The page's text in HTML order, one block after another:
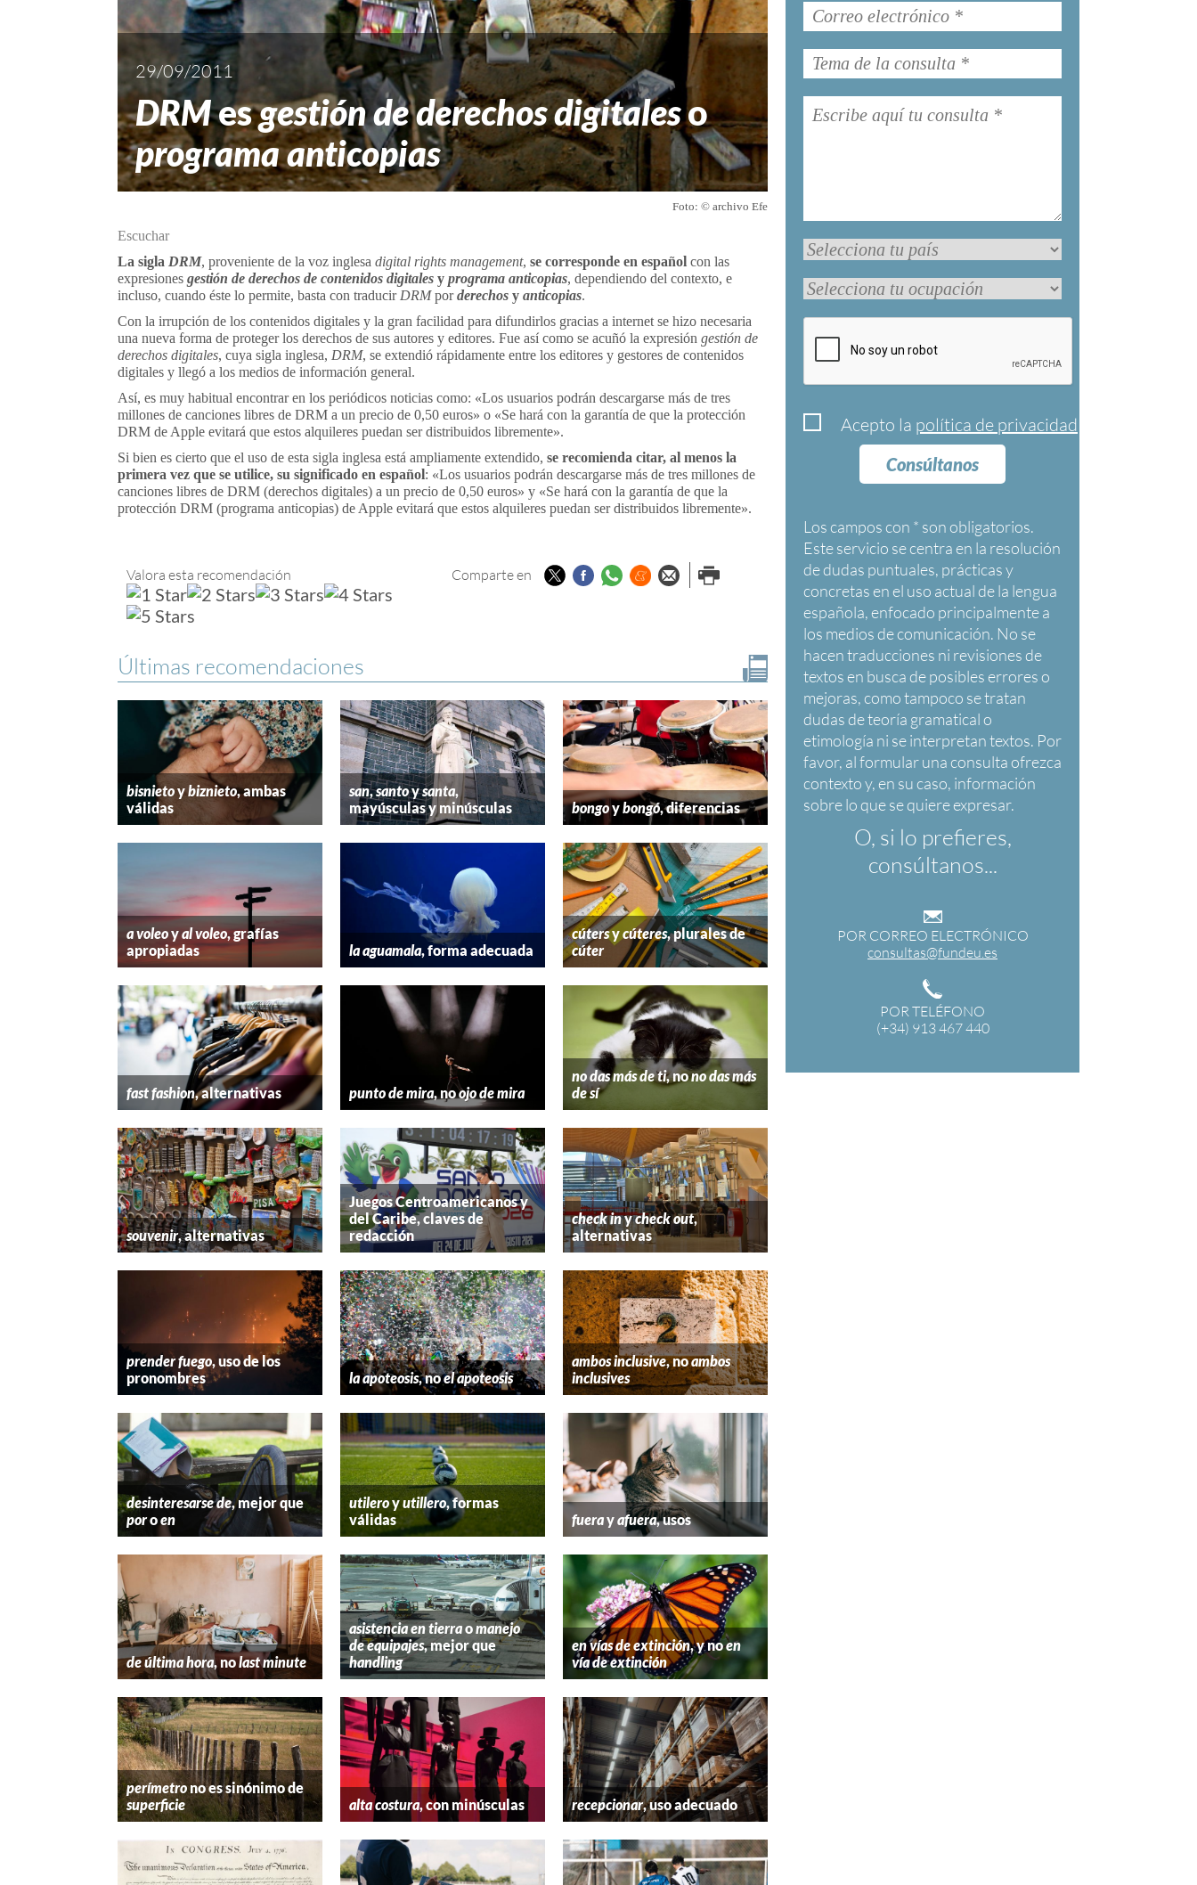
Acepto la política de privacidad
Consúltanos
Los campos con * son obligatorios
O, si lo prefieres,
consúltanos...
POR CORREO ELECTRÓNICO
consultas@fundeu.es
POR TELÉFONO
(+34) 913 467 440
29/09/2011
DRMesgestión de derechos digitaleso
programa anticopias
Foto: © archivo Efe
Escuchar
La sigla DRM, proveniente de la voz inglesa digital rights management, se corresponde en español con las
expresiones gestión de derechos de contenidos digitales y programa anticopias, dependiendo del contexto, e
incluso, cuando éste lo permite, basta con traducir DRMporderechos y anticopias.
Con la irrupción de los contenidos digitales y la gran facilidad para difundirlos gracias a internet se hizo necesaria
una nueva forma de proteger los derechos de sus autores y editores. Fue así como se acuñó la expresión gestión de
derechos digitales, cuya sigla inglesa, DRM, se extendió rápidamente entre los editores y gestores de contenidos
digitales y llegó a los medios de información general.
Así, es muy habitual encontrar en los periódicos noticias como: «Los usuarios podrán descargarse más de tres
millones de canciones libres de DRM a un precio de 0,50 euros» o «Se hará con la garantía de que la protección
DRM de Apple evitará que estos alquileres puedan ser distribuidos libremente».
Si bien es cierto que el uso de esta sigla inglesa está ampliamente extendido, se recomienda citar, al menos la
primera vez que se utilice, su significado en español : «Los usuarios podrán descargarse más de tres millones de
canciones libres de DRM (derechos digitales) a un precio de 0,50 euros» y «Se hará con la garantía de que la
protección DRM (programa anticopias) de Apple evitará que estos alquileres puedan ser distribuidos libremente».
Valora esta recomendación Comparte en TwitterFacebook
Whatsapp
Menéame
Enviar porImprimir
Últimas recomendaciones
bisnietoybiznieto, ambas
válidas
san,santoysanta,
mayúsculas y minúsculas
bongoybongó, diferencias
a voleoyal voleo, grafías
apropiadas
la aguamala, forma adecuada
cútersycúteres, plurales de
cúter
fast fashion, alternativas punto de mira, noojo de mira
no das más de ti, nono das más
de sí
souvenir, alternativas
Juegos Centroamericanos y
del Caribe, claves de
redacción
check inycheck out,
alternativas
prender fuego, uso de los
pronombres
la apoteosis, noel apoteosis
ambos inclusive, noambos
inclusives
desinteresarse de, mejor que
poroen
utileroyutillero, formas
válidas
fuerayafuera, usos
de última hora, nolast minute
asistencia en tierraomanejo
de equipajes, mejor que
handling
en vías de extinción, y noen
vía de extinción
perímetrono es sinónimo de
superficie
alta costura, con minúsculas recepcionar, uso adecuado